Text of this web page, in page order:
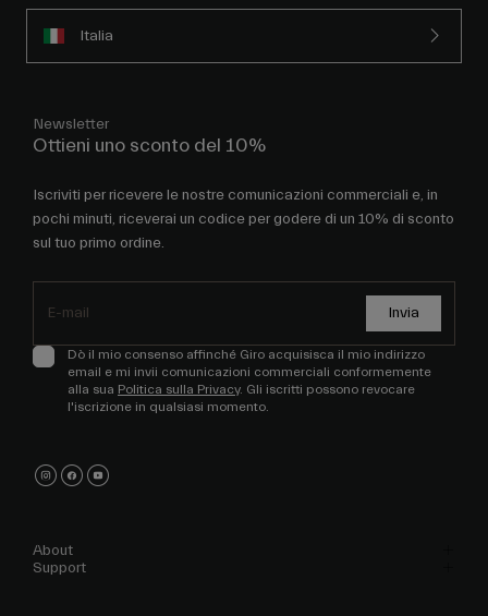
Italia
Newsletter
Ottieni uno sconto del 10%
Iscriviti per ricevere le nostre comunicazioni commerciali e, in
pochi minuti, riceverai un codice per godere di un 10% di sconto
sul tuo primo ordine.
Invia
Dò il mio consenso affinché Giro acquisisca il mio indirizzo
email e mi invii comunicazioni commerciali conformemente
alla sua Politica sulla Privacy. Gli iscritti possono revocare
l'iscrizione in qualsiasi momento.
About
Support